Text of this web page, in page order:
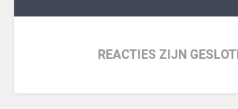
REACTIES ZIJN